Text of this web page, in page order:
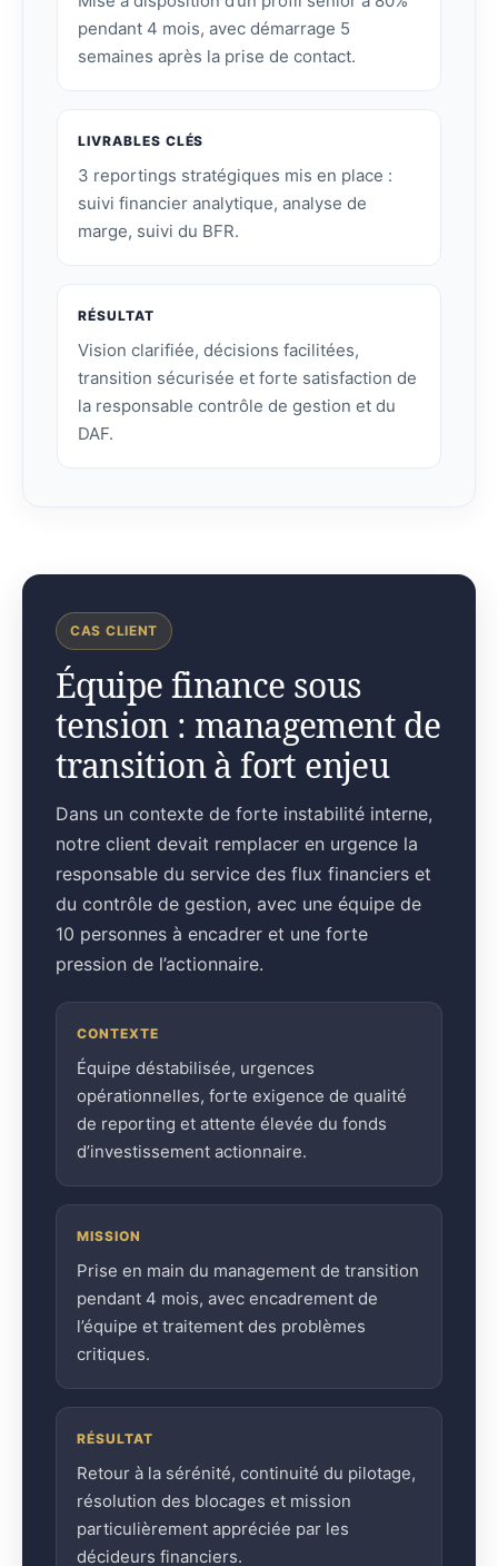
pendant 4 mois, avec démarrage 5
semaines après la prise de contact.
LIVRABLES CLÉS
3 reportings stratégiques mis en place :
suivi financier analytique, analyse de
marge, suivi du BFR.
RÉSULTAT
Vision clarifiée, décisions facilitées,
transition sécurisée et forte satisfaction de
la responsable contrôle de gestion et du
DAF.
CAS CLIENT
Équipe finance sous
tension : management de
transition à fort enjeu
Dans un contexte de forte instabilité interne,
notre client devait remplacer en urgence la
responsable du service des flux financiers et
du contrôle de gestion, avec une équipe de
10 personnes à encadrer et une forte
pression de l’actionnaire.
CONTEXTE
Équipe déstabilisée, urgences
opérationnelles, forte exigence de qualité
de reporting et attente élevée du fonds
d’investissement actionnaire.
MISSION
Prise en main du management de transition
pendant 4 mois, avec encadrement de
l’équipe et traitement des problèmes
critiques.
RÉSULTAT
Retour à la sérénité, continuité du pilotage,
résolution des blocages et mission
particulièrement appréciée par les
décideurs financiers.